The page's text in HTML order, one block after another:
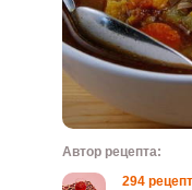
Автор рецепта:
294